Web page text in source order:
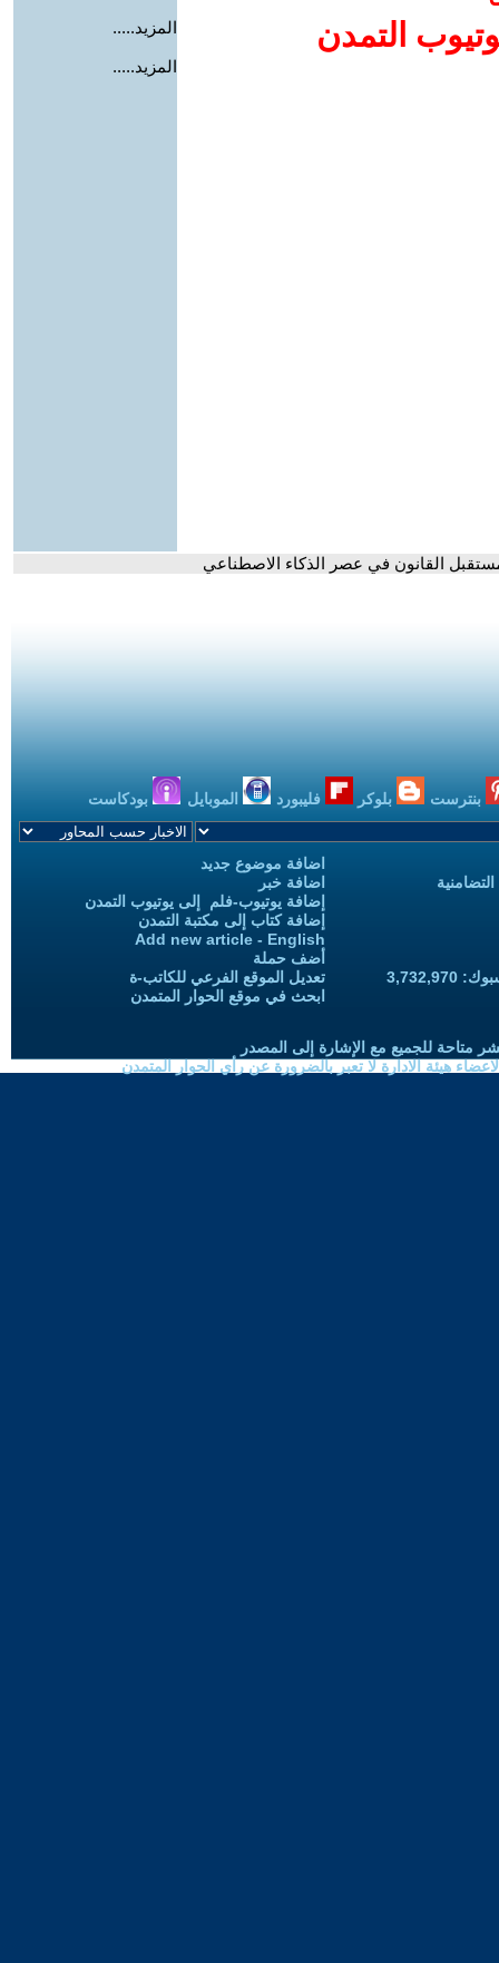
التمدن
المزيد.....
المزيد.....
مستقبل القانون في عصر الذكاء الاصطناعي
بنترست بلوكر فليبورد الموبايل بودكاست
اضافة موضوع جديد
اضافة خبر
إضافة يوتيوب-فلم إلى يوتيوب التمدن
إضافة كتاب إلى مكتبة التمدن
Add new article - English
أضف حملة
تعديل الموقع الفرعي للكاتب-ة
ابحث في موقع الحوار المتمدن
متاحة للجميع مع الإشارة إلى المصدر
هيئة الادارة لا تعبر بالضرورة عن رأي الحوار المتمدن